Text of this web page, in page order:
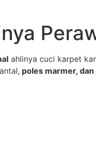
ahlinya cuci karpet
poles marmer,